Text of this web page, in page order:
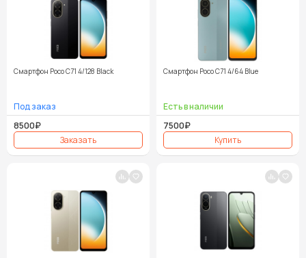
Смартфон Poco C71 4/128 Black
8500₽
Смартфон Poco C71 4/64 Blue
7500₽